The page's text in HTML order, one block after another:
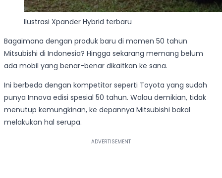
Ilustrasi Xpander Hybrid terbaru
Bagaimana dengan produk baru di momen 50 tahun
Mitsubishi di Indonesia? Hingga sekarang memang belum
ada mobil yang benar-benar dikaitkan ke sana.
Ini berbeda dengan kompetitor seperti Toyota yang sudah
punya Innova edisi spesial 50 tahun. Walau demikian, tidak
menutup kemungkinan, ke depannya Mitsubishi bakal
melakukan hal serupa.